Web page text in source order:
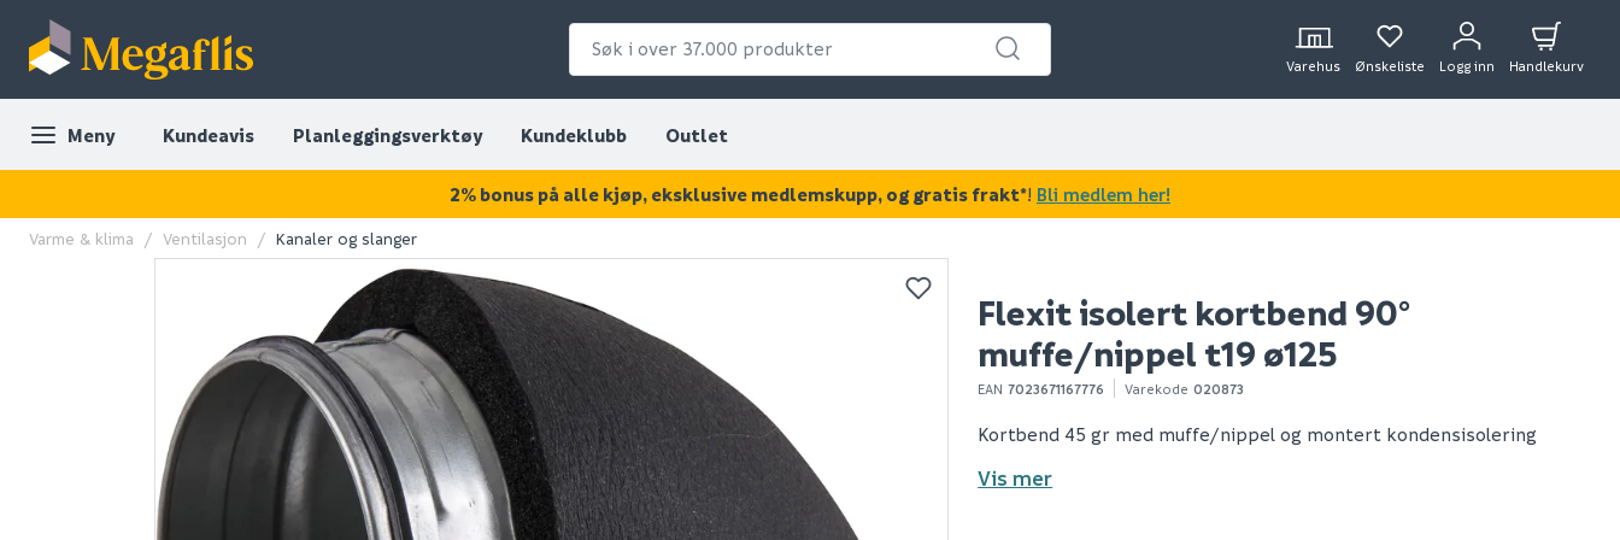
Varehus Ønskeliste Logg inn Handlekurv
Meny Kundeavis Planleggingsverktøy Kundeklubb Outlet
KAN DISSE VÆRE AV INTERESSE?
Varme & klima Ventilasjon Kanaler og slanger
Flexit isolert kortbend 90°
muffe/nippel t19 ø125
EAN 7023671167776 Varekode 020873
Kortbend 45 gr med muffe/nippel og montert kondensisolering
Vis mer
2% bonus på alle kjøp, eksklusive medlemskupp, og gratis frakt*! Bli medlem her!